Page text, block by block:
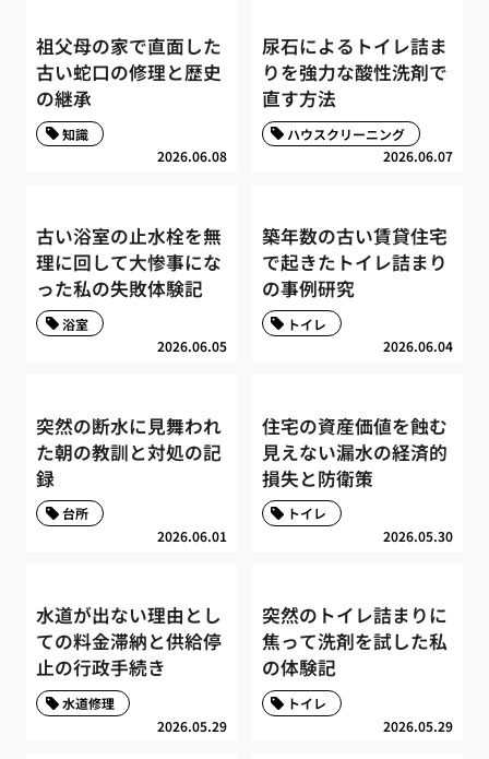
祖父母の家で直面した
古い蛇口の修理と歴史
の継承
2026.06.08
知識
尿石によるトイレ詰ま
りを強力な酸性洗剤で
直す方法
2026.06.07
ハウスクリーニング
古い浴室の止水栓を無
理に回して大惨事にな
った私の失敗体験記
2026.06.05
浴室
築年数の古い賃貸住宅
で起きたトイレ詰まり
の事例研究
2026.06.04
トイレ
突然の断水に見舞われ
た朝の教訓と対処の記
録
2026.06.01
台所
住宅の資産価値を蝕む
見えない漏水の経済的
損失と防衛策
2026.05.30
トイレ
水道が出ない理由とし
ての料金滞納と供給停
止の行政手続き
2026.05.29
水道修理
突然のトイレ詰まりに
焦って洗剤を試した私
の体験記
2026.05.29
トイレ